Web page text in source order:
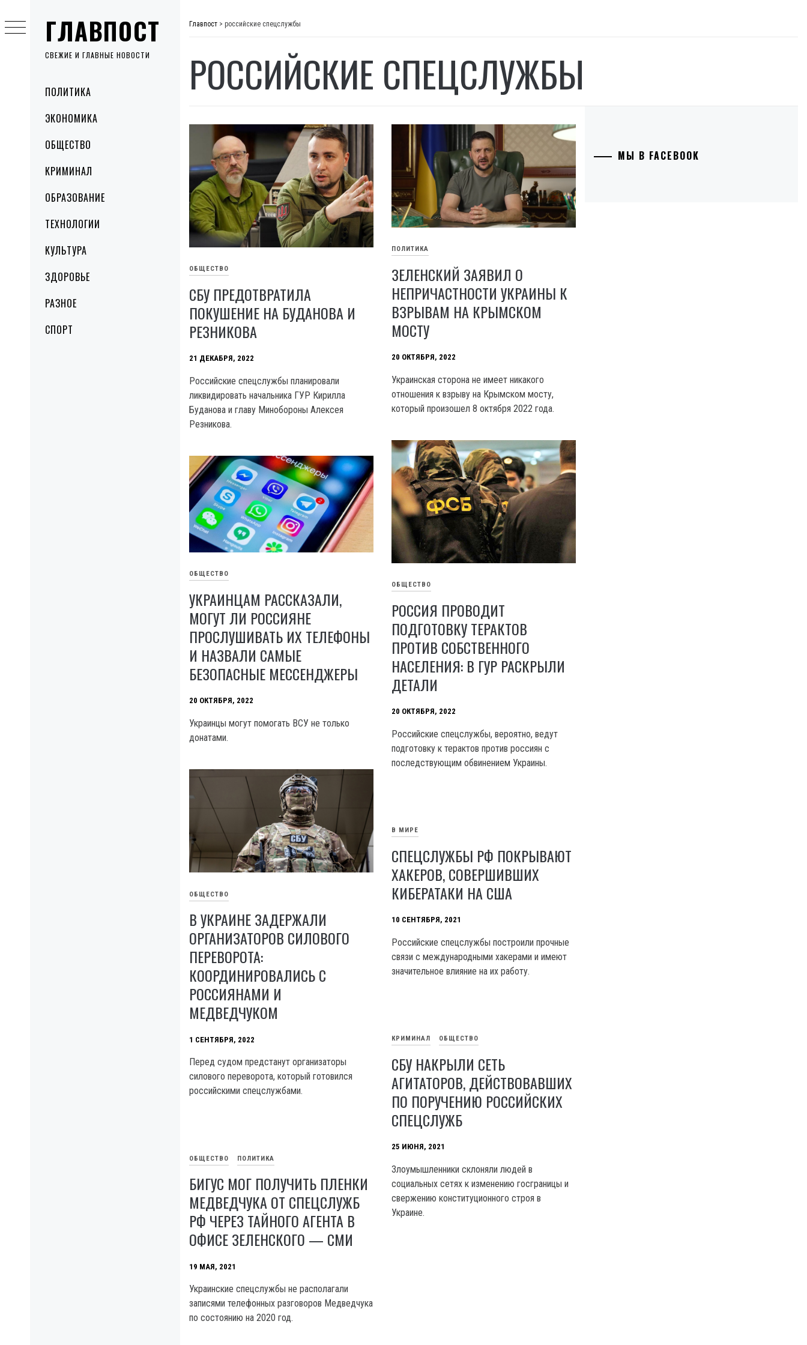
ГЛАВПОСТ
СВЕЖИЕ И ГЛАВНЫЕ НОВОСТИ
MenuПОЛИТИКА
ЭКОНОМИКА
ОБЩЕСТВО
КРИМИНАЛ
ОБРАЗОВАНИЕ
ТЕХНОЛОГИИ
КУЛЬТУРА
ЗДОРОВЬЕ
РАЗНОЕ
СПОРТ
to
content
Главпост > российские спецслужбы
РОССИЙСКИЕ СПЕЦСЛУЖБЫ
ОБЩЕСТВО
СБУ ПРЕДОТВРАТИЛА
ПОКУШЕНИЕ НА БУДАНОВА И
РЕЗНИКОВА
21 ДЕКАБРЯ, 2022
Российские спецслужбы планировали
ликвидировать начальника ГУР Кирилла
Буданова и главу Минобороны Алексея
Резникова.
ПОЛИТИКА
ЗЕЛЕНСКИЙ ЗАЯВИЛ О
НЕПРИЧАСТНОСТИ УКРАИНЫ К
ВЗРЫВАМ НА КРЫМСКОМ
МОСТУ
20 ОКТЯБРЯ, 2022
Украинская сторона не имеет никакого
отношения к взрыву на Крымском мосту,
который произошел 8 октября 2022 года.
ОБЩЕСТВО
РОССИЯ ПРОВОДИТ
ПОДГОТОВКУ ТЕРАКТОВ
ПРОТИВ СОБСТВЕННОГО
НАСЕЛЕНИЯ: В ГУР РАСКРЫЛИ
ДЕТАЛИ
20 ОКТЯБРЯ, 2022
Российские спецслужбы, вероятно, ведут
подготовку к терактов против россиян с
последствующим обвинением Украины.
ОБЩЕСТВО
УКРАИНЦАМ РАССКАЗАЛИ,
МОГУТ ЛИ РОССИЯНЕ
ПРОСЛУШИВАТЬ ИХ ТЕЛЕФОНЫ
И НАЗВАЛИ САМЫЕ
БЕЗОПАСНЫЕ МЕССЕНДЖЕРЫ
20 ОКТЯБРЯ, 2022
Украинцы могут помогать ВСУ не только
донатами.
ОБЩЕСТВО
В УКРАИНЕ ЗАДЕРЖАЛИ
ОРГАНИЗАТОРОВ СИЛОВОГО
ПЕРЕВОРОТА:
КООРДИНИРОВАЛИСЬ С
РОССИЯНАМИ И
МЕДВЕДЧУКОМ
1 СЕНТЯБРЯ, 2022
Перед судом предстанут организаторы
силового переворота, который готовился
российскими спецслужбами.
В МИРЕ
СПЕЦСЛУЖБЫ РФ ПОКРЫВАЮТ
ХАКЕРОВ, СОВЕРШИВШИХ
КИБЕРАТАКИ НА США
10 СЕНТЯБРЯ, 2021
Российские спецслужбы построили прочные
связи с международными хакерами и имеют
значительное влияние на их работу.
КРИМИНАЛ ОБЩЕСТВО
СБУ НАКРЫЛИ СЕТЬ
АГИТАТОРОВ, ДЕЙСТВОВАВШИХ
ПО ПОРУЧЕНИЮ РОССИЙСКИХ
СПЕЦСЛУЖБ
25 ИЮНЯ, 2021
Злоумышленники склоняли людей в
социальных сетях к изменению госграницы и
свержению конституционного строя в
Украине.
ОБЩЕСТВО ПОЛИТИКА
БИГУС МОГ ПОЛУЧИТЬ ПЛЕНКИ
МЕДВЕДЧУКА ОТ СПЕЦСЛУЖБ
РФ ЧЕРЕЗ ТАЙНОГО АГЕНТА В
ОФИСЕ ЗЕЛЕНСКОГО — СМИ
19 МАЯ, 2021
Украинские спецслужбы не располагали
записями телефонных разговоров Медведчука
по состоянию на 2020 год.
МЫ В FACEBOOK